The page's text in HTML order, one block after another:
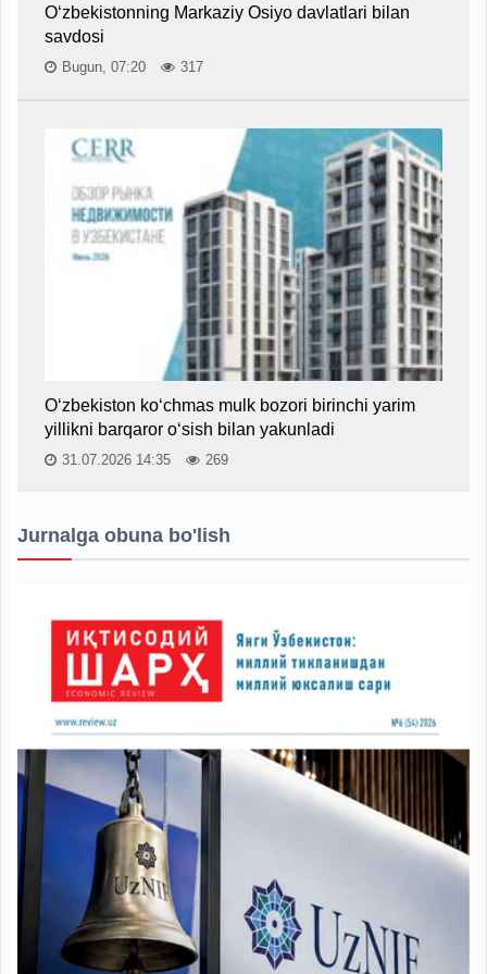
O‘zbekistonning Markaziy Osiyo davlatlari bilan
savdosi
Bugun, 07:20 317
O‘zbekiston ko‘chmas mulk bozori birinchi yarim
yillikni barqaror o‘sish bilan yakunladi
31.07.2026 14:35 269
Jurnalga obuna bo'lish